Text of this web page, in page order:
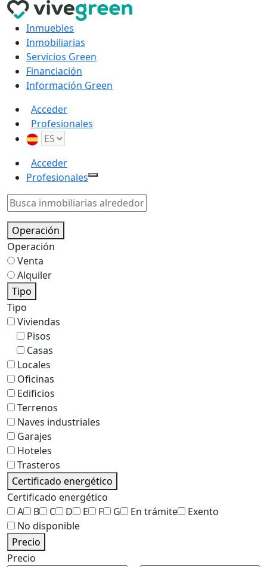
Inmuebles
Inmobiliarias
Servicios Green
Financiación
Información Green
Acceder
Profesionales
Acceder
Profesionales
Operación
Operación
Venta
Alquiler
Tipo
Tipo
Viviendas
Pisos
Casas
Locales
Oficinas
Edificios
Terrenos
Naves industriales
Garajes
Hoteles
Trasteros
Certificado energético
Certificado energético
A
B C D E F G En trámite
Exento
No disponible
Precio
Precio